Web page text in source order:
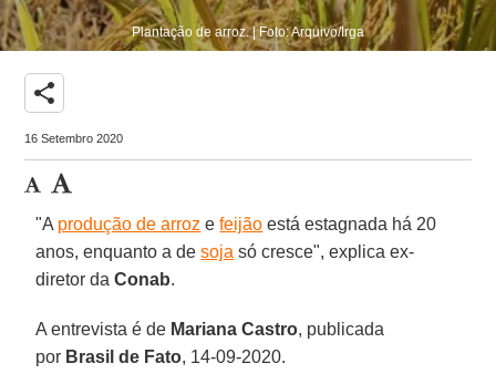
Plantação de arroz. | Foto: Arquivo/Irga
share
16 Setembro 2020
"A produção de arroz efeijão está estagnada há 20
anos, enquanto a desoja só cresce", explica ex-
diretor daConab.
A entrevista é de Mariana Castro, publicada
por Brasil de Fato, 14-09-2020.